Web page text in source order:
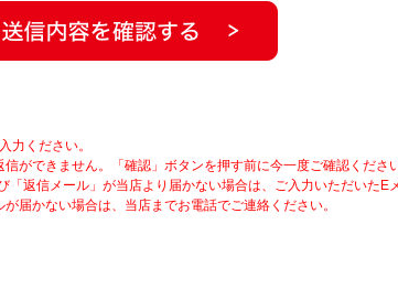
力ください。
ができません。「確認」ボタンを押す前に今一度ご確認ください
「返信メール」が当店より届かない場合は、ご入力いただいたE
届かない場合は、当店までお電話でご連絡ください。